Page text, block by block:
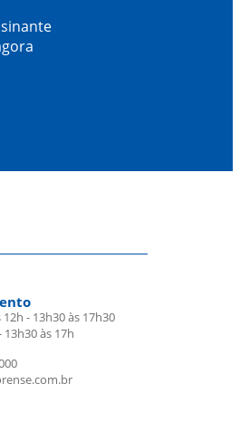
- 13h30 às 17h30
13h30 às 17h